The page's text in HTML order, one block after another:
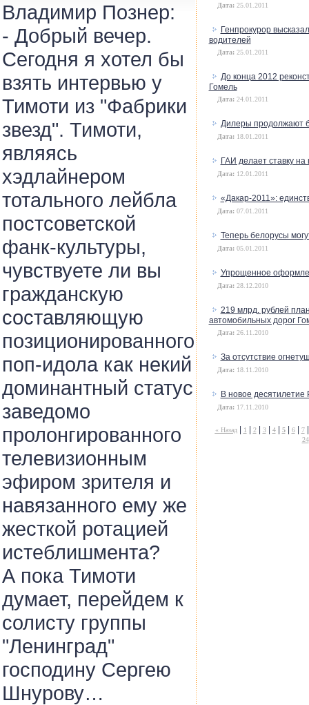
Владимир Познер:
- Добрый вечер.
Сегодня я хотел бы
взять интервью у
Тимоти из "Фабрики
звезд". Тимоти,
являясь
хэдлайнером
тотального лейбла
постсоветской
фанк-культуры,
чувствуете ли вы
гражданскую
составляющую
позиционированного
поп-идола как некий
доминантный статус
заведомо
пролонгированного
телевизионным
эфиром зрителя и
навязанного ему же
жесткой ротацией
истеблишмента?
А пока Тимоти
думает, перейдем к
солисту группы
"Ленинград"
господину Сергею
Шнурову…
Дата: 25.01.2011
Генпрокурор
водителей
Дата: 25.01.2011
До конца 2012
Гомель
Дата: 24.01.2011
Дилеры продолжают
Дата: 18.01.2011
ГАИ делает ставку
Дата: 12.01.2011
«Дакар-2011»:
Дата: 07.01.2011
Теперь белорусы
Дата: 05.01.2011
Упрощенное
Дата: 28.12.2010
219 млрд. рублей
автомобильных дорог
Дата: 26.11.2010
За отсутствие
Дата: 18.11.2010
В новое десятилетие
Дата: 17.11.2010
« Назад| 1 2| 3| 4| 5| 6| 7
24